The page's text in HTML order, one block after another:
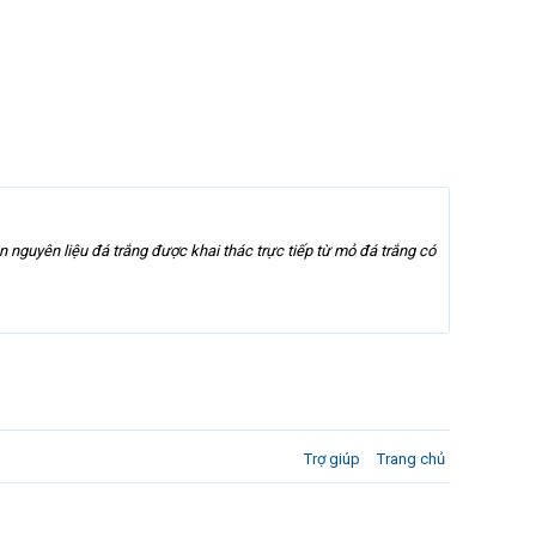
nguyên liệu đá trắng được khai thác trực tiếp từ mỏ đá trắng có
Trợ giúp Trang chủ